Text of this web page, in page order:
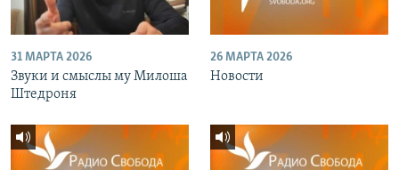
31 МАРТА 2026
Звуки и смыслы му Милоша
Штедроня
26 МАРТА 2026
Новости